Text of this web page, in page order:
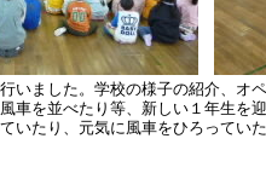
いました。学校の様子の紹介、オ
車を並べたり等、新しい１年生を
いたり、元気に風車をひろってい